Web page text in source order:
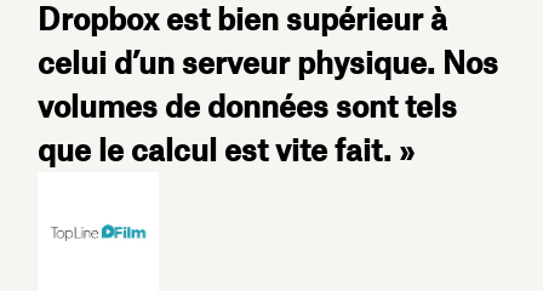
Dropbox est bien supérieur à
celui d’un serveur physique. Nos
volumes de données sont tels
que le calcul est vite fait. »